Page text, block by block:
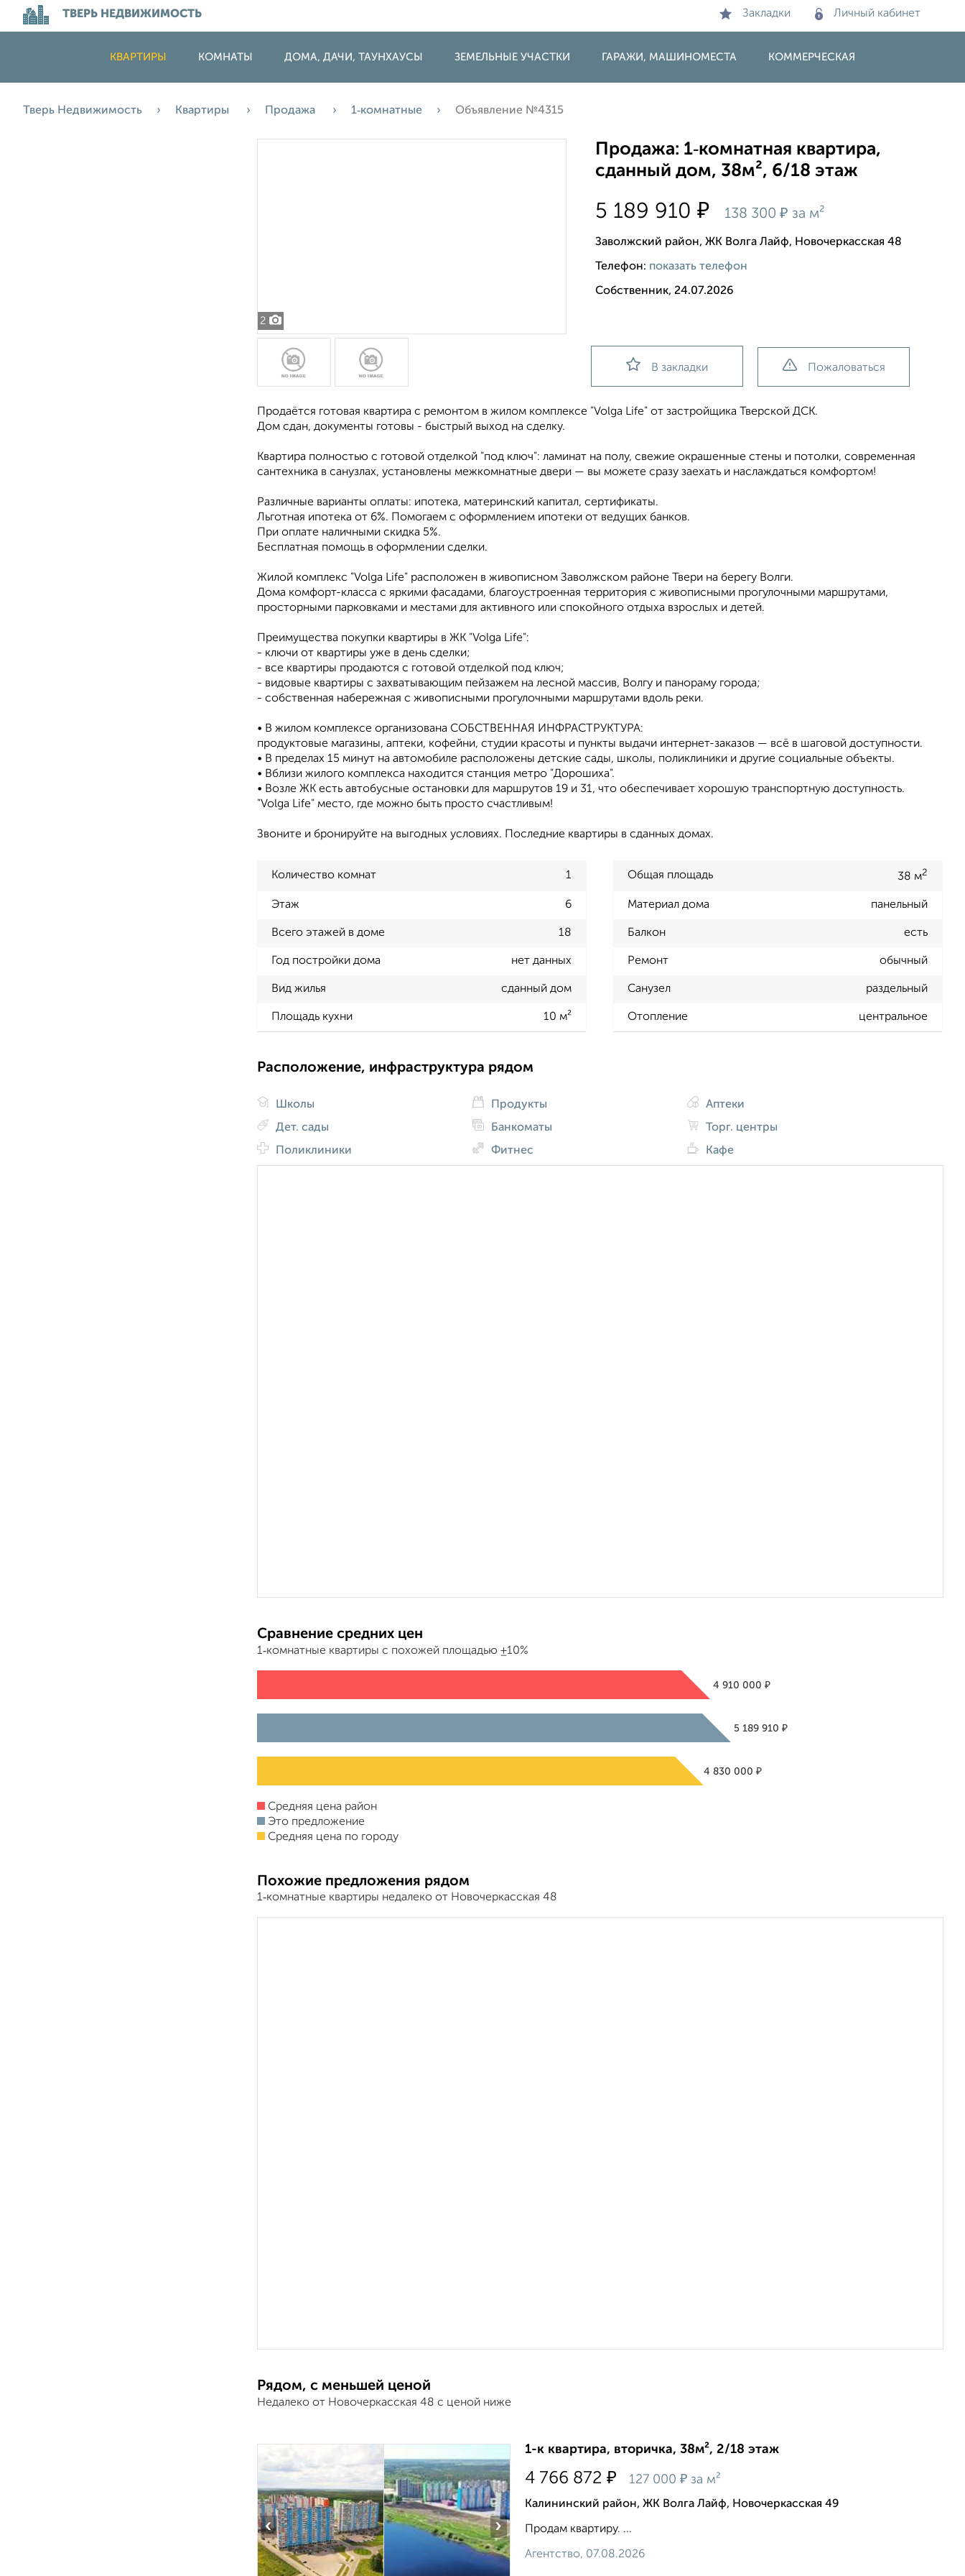
ТВЕРЬ НЕДВИЖИМОСТЬ Закладки Личный кабинет
КВАРТИРЫ КОМНАТЫ ДОМА, ДАЧИ, ТАУНХАУСЫ ЗЕМЕЛЬНЫЕ УЧАСТКИ ГАРАЖИ, МАШИНОМЕСТА КОММЕРЧЕСКАЯ
Тверь Недвижимость Квартиры Продажа 1‑комнатные Объявление №4315
2
Продажа: 1‑комнатная квартира,
сданный дом, 38м², 6/18 этаж
5 189 910₽ 138 300₽ за м²
Заволжский район, ЖК Волга Лайф, Новочеркасская 48
Телефон: показать телефон
Собственник, 24.07.2026
В закладки Пожаловаться
Продаётся готовая квартира с ремонтом в жилом комплексе "Volga Life" от застройщика Тверской ДСК.
Дом сдан, документы готовы - быстрый выход на сделку.
Квартира полностью с готовой отделкой "под ключ": ламинат на полу, свежие окрашенные стены и потолки, современная
сантехника в санузлах, установлены межкомнатные двери — вы можете сразу заехать и наслаждаться комфортом!
Различные варианты оплаты: ипотека, материнский капитал, сертификаты.
Льготная ипотека от 6%. Помогаем с оформлением ипотеки от ведущих банков.
При оплате наличными скидка 5%.
Бесплатная помощь в оформлении сделки.
Жилой комплекс "Volga Life" расположен в живописном Заволжском районе Твери на берегу Волги.
Дома комфорт-класса с яркими фасадами, благоустроенная территория с живописными прогулочными маршрутами,
просторными парковками и местами для активного или спокойного отдыха взрослых и детей.
Преимущества покупки квартиры в ЖК "Volga Life":
- ключи от квартиры уже в день сделки;
- все квартиры продаются с готовой отделкой под ключ;
- видовые квартиры с захватывающим пейзажем на лесной массив, Волгу и панораму города;
- собственная набережная с живописными прогулочными маршрутами вдоль реки.
• В жилом комплексе организована СОБСТВЕННАЯ ИНФРАСТРУКТУРА:
продуктовые магазины, аптеки, кофейни, студии красоты и пункты выдачи интернет-заказов — всё в шаговой доступности.
• В пределах 15 минут на автомобиле расположены детские сады, школы, поликлиники и другие социальные объекты.
• Вблизи жилого комплекса находится станция метро "Дорошиха".
• Возле ЖК есть автобусные остановки для маршрутов 19 и 31, что обеспечивает хорошую транспортную доступность.
"Volga Life" место, где можно быть просто счастливым!
Звоните и бронируйте на выгодных условиях. Последние квартиры в сданных домах.
Количество комнат 1 Общая площадь 38 м2
Этаж 6 Материал дома панельный
Всего этажей в доме 18 Балкон есть
Год постройки дома нет данных Ремонт обычный
Вид жилья сданный дом Санузел раздельный
Площадь кухни 10 м² Отопление центральное
Расположение, инфраструктура рядом
Школы
Дет. сады
Поликлиники
Продукты
Банкоматы
Фитнес
Аптеки
Торг. центры
Кафе
Сравнение средних цен
1‑комнатные квартиры с похожей площадью ±10%
4 910 000₽
5 189 910₽
4 830 000 ₽
Средняя цена район
Это предложение
Средняя цена по городу
Похожие предложения рядом
1‑комнатные квартиры недалеко от Новочеркасская 48
Рядом, с меньшей ценой
Недалеко от Новочеркасская 48 с ценой ниже
‹ ›
1-к квартира, вторичка, 38м², 2/18 этаж
4 766 872 ₽ 127 000 ₽ за м²
Калининский район, ЖК Волга Лайф, Новочеркасская 49
Продам квартиру. ...
Агентство, 07.08.2026